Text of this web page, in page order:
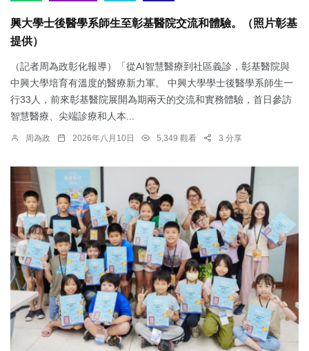
興大學士後醫學系師生至彰基醫院交流和體驗。（照片彰基
提供）
（記者周為政彰化報導）「從AI智慧醫療到社區義診，彰基醫院與
中興大學培育有溫度的醫療新力軍。 中興大學學士後醫學系師生一
行33人，前來彰基醫院展開為期兩天的交流和實務體驗，首日參訪
智慧醫療、尖端診療和人本...
周為政 2026年八月10日 5,349 觀看 3 分享